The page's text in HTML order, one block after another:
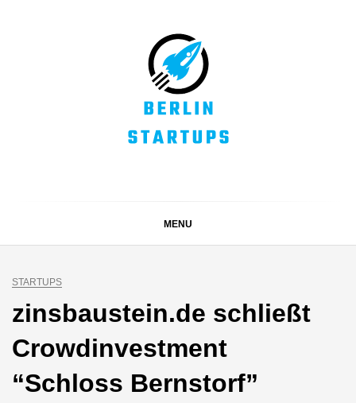
MENU
STARTUPS
zinsbaustein.de schließt
Crowdinvestment
“Schloss Bernstorf”